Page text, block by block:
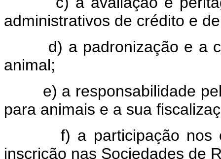
administrativos de crédito e
d) a padronização e a
animal;
e) a responsabilidade
para animais e a sua
f) a participação nos
inscrição nas Sociedades de